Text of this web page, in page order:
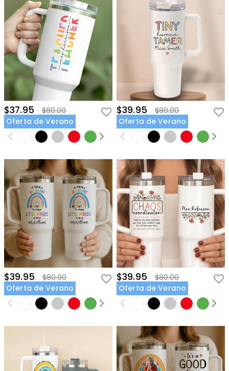
$37.95
$80.00
Oferta de Verano
$39.95
$80.00
Oferta de Verano
$39.95
$80.00
Oferta de Verano
$39.95
$80.00
Oferta de Verano